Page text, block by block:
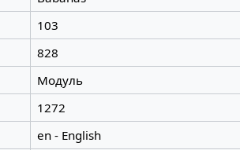
103
828
Модуль
1272
en - English